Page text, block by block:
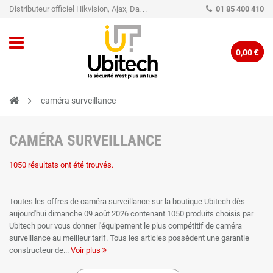
Distributeur officiel Hikvision, Ajax, Dahua, TP-Link - Caméra de vidéo surveillance - Alarme 01 85 400 410
0,00 €
caméra surveillance
CAMÉRA SURVEILLANCE
1050 résultats ont été trouvés.
Toutes les offres de caméra surveillance sur la boutique Ubitech dès
aujourd'hui dimanche 09 août 2026 contenant 1050 produits choisis par
Ubitech pour vous donner l'équipement le plus compétitif de caméra
surveillance au meilleur tarif. Tous les articles possèdent une garantie
constructeur de
Voir plus